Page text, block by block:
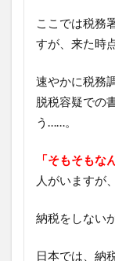
ここでは税務
すが、来た時
速やかに税務
脱税容疑での
う……。
「そもそもな
人がいますが
納税をしない
日本では、納